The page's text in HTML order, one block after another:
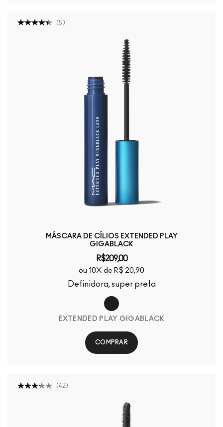
(5 )
MÁSCARA DE CÍLIOS EXTENDED PLAY
GIGABLACK
R$209,00
ou 10X de R$ 20,90
Definidora, super preta
EXTENDED PLAY GIGABLACK
COMPRAR
(42 )